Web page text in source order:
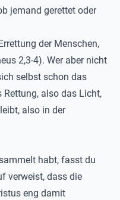
jemand gerettet oder
der Menschen,
2,3-4). Wer aber nicht
selbst schon das
Rettung, also das Licht,
, also in der
habt, fasst du
verweist, dass die
eng damit